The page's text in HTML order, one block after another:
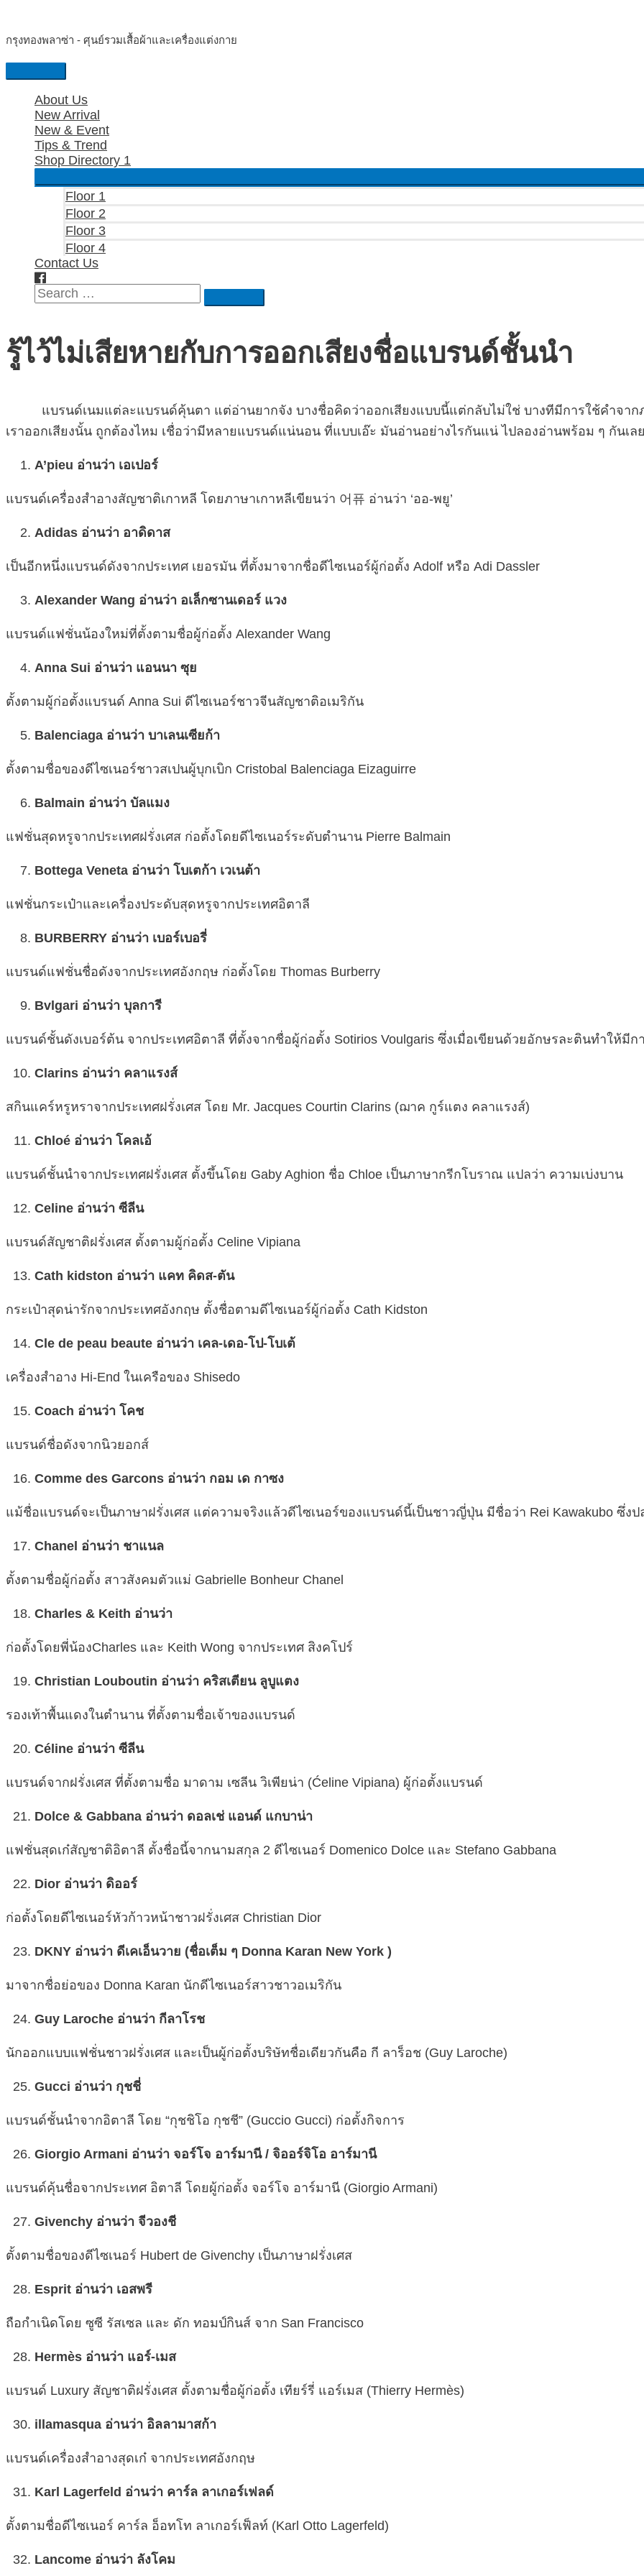
content
กรุงทองพลาซ่า - ศุนย์รวมเสื้อผ้าและเครื่องแต่งกาย
Main
Menu
About Us
New Arrival
New & Event
Tips & Trend
Shop Directory 1
Menu
Floor 1
Floor 2
Floor 3
Floor 4
Contact Us
Search
Search
for:
รู้ไว้ไม่เสียหายกับการออกเสียงชื่อแบรนด์ชั้นนำ
แบรนด์เนมแต่ละแบรนด์คุ้นตา แต่อ่านยากจัง บางชื่อคิดว่าออกเสียงแบบนี้แต่กลับไม่ใช่ บางทีมีการใช้คำจาก
เราออกเสียงนั้น ถูกต้องไหม เชื่อว่ามีหลายแบรนด์แน่นอน ที่แบบเอ๊ะ มันอ่านอย่างไรกันแน่ ไปลองอ่านพร้อม ๆ กันเล
A’pieu อ่านว่า เอเปอร์
แบรนด์เครื่องสำอางสัญชาติเกาหลี โดยภาษาเกาหลีเขียนว่า 어퓨 อ่านว่า ‘ออ-พยู’
Adidas อ่านว่า อาดิดาส
เป็นอีกหนึ่งแบรนด์ดังจากประเทศ เยอรมัน ที่ตั้งมาจากชื่อดีไซเนอร์ผู้ก่อตั้ง Adolf หรือ Adi Dassler
Alexander Wang อ่านว่า อเล็กซานเดอร์ แวง
แบรนด์แฟชั่นน้องใหม่ที่ตั้งตามชื่อผู้ก่อตั้ง Alexander Wang
Anna Sui อ่านว่า แอนนา ซุย
ตั้งตามผู้ก่อตั้งแบรนด์ Anna Sui ดีไซเนอร์ชาวจีนสัญชาติอเมริกัน
Balenciaga อ่านว่า บาเลนเซียก้า
ตั้งตามชื่อของดีไซเนอร์ชาวสเปนผู้บุกเบิก Cristobal Balenciaga Eizaguirre
Balmain อ่านว่า บัลแมง
แฟชั่นสุดหรูจากประเทศฝรั่งเศส ก่อตั้งโดยดีไซเนอร์ระดับตำนาน Pierre Balmain
Bottega Veneta อ่านว่า โบเตก้า เวเนต้า
แฟชั่นกระเป๋าและเครื่องประดับสุดหรูจากประเทศอิตาลี
BURBERRY อ่านว่า เบอร์เบอรี่
แบรนด์แฟชั่นชื่อดังจากประเทศอังกฤษ ก่อตั้งโดย Thomas Burberry
Bvlgari อ่านว่า บุลการี
แบรนด์ชั้นดังเบอร์ต้น จากประเทศอิตาลี ที่ตั้งจากชื่อผู้ก่อตั้ง Sotirios Voulgaris ซึ่งเมื่อเขียนด้วยอักษรละตินทำให้มี
Clarins อ่านว่า คลาแรงส์
สกินแคร์หรูหราจากประเทศฝรั่งเศส โดย Mr. Jacques Courtin Clarins (ฌาค กูร์แตง คลาแรงส์)
Chloé อ่านว่า โคลเอ้
แบรนด์ชั้นนำจากประเทศฝรั่งเศส ตั้งขึ้นโดย Gaby Aghion ชื่อ Chloe เป็นภาษากรีกโบราณ แปลว่า ความเบ่งบาน
Celine อ่านว่า ซีลีน
แบรนด์สัญชาติฝรั่งเศส ตั้งตามผู้ก่อตั้ง Celine Vipiana
Cath kidston อ่านว่า แคท คิดส-ตัน
กระเป๋าสุดน่ารักจากประเทศอังกฤษ ตั้งชื่อตามดีไซเนอร์ผู้ก่อตั้ง Cath Kidston
Cle de peau beaute อ่านว่า เคล-เดอ-โป-โบเต้
เครื่องสำอาง Hi-End ในเครือของ Shisedo
Coach อ่านว่า โคช
แบรนด์ชื่อดังจากนิวยอกส์
Comme des Garcons อ่านว่า กอม เด กาซง
แม้ชื่อแบรนด์จะเป็นภาษาฝรั่งเศส แต่ความจริงแล้วดีไซเนอร์ของแบรนด์นี้เป็นชาวญี่ปุ่น มีชื่อว่า Rei Kawakubo ซึ่ง
Chanel อ่านว่า ชาแนล
ตั้งตามชื่อผู้ก่อตั้ง สาวสังคมตัวแม่ Gabrielle Bonheur Chanel
Charles & Keith อ่านว่า
ก่อตั้งโดยพี่น้องCharles และ Keith Wong จากประเทศ สิงคโปร์
Christian Louboutin อ่านว่า คริสเตียน ลูบูแตง
รองเท้าพื้นแดงในตำนาน ที่ตั้งตามชื่อเจ้าของแบรนด์
Céline อ่านว่า ซีลีน
แบรนด์จากฝรั่งเศส ที่ตั้งตามชื่อ มาดาม เซลีน วิเพียน่า (Ćeline Vipiana) ผู้ก่อตั้งแบรนด์
Dolce & Gabbana อ่านว่า ดอลเช่ แอนด์ แกบาน่า
แฟชั่นสุดเก๋สัญชาติอิตาลี ตั้งชื่อนี้จากนามสกุล 2 ดีไซเนอร์ Domenico Dolce และ Stefano Gabbana
Dior อ่านว่า ดิออร์
ก่อตั้งโดยดีไซเนอร์หัวก้าวหน้าชาวฝรั่งเศส Christian Dior
DKNY อ่านว่า ดีเคเอ็นวาย (ชื่อเต็ม ๆ Donna Karan New York )
มาจากชื่อย่อของ Donna Karan นักดีไซเนอร์สาวชาวอเมริกัน
Guy Laroche อ่านว่า กีลาโรช
นักออกแบบแฟชั่นชาวฝรั่งเศส และเป็นผู้ก่อตั้งบริษัทชื่อเดียวกันคือ กี ลาร็อช (Guy Laroche)
Gucci อ่านว่า กุชชี่
แบรนด์ชั้นนำจากอิตาลี โดย “กุชชิโอ กุชชี” (Guccio Gucci) ก่อตั้งกิจการ
Giorgio Armani อ่านว่า จอร์โจ อาร์มานี / จิออร์จิโอ อาร์มานี
แบรนด์คุ้นชื่อจากประเทศ อิตาลี โดยผู้ก่อตั้ง จอร์โจ อาร์มานี (Giorgio Armani)
Givenchy อ่านว่า จีวองชี
ตั้งตามชื่อของดีไซเนอร์ Hubert de Givenchy เป็นภาษาฝรั่งเศส
Esprit อ่านว่า เอสพรี
ถือกำเนิดโดย ซูซี รัสเซล และ ดัก ทอมป์กินส์ จาก San Francisco
Hermès อ่านว่า แอร์-เมส
แบรนด์ Luxury สัญชาติฝรั่งเศส ตั้งตามชื่อผู้ก่อตั้ง เทียร์รี่ แอร์เมส (Thierry Hermès)
illamasqua อ่านว่า อิลลามาสก้า
แบรนด์เครื่องสำอางสุดเก๋ จากประเทศอังกฤษ
Karl Lagerfeld อ่านว่า คาร์ล ลาเกอร์เฟลด์
ตั้งตามชื่อดีไซเนอร์ คาร์ล อ็อทโท ลาเกอร์เฟ็ลท์ (Karl Otto Lagerfeld)
Lancome อ่านว่า ลังโคม